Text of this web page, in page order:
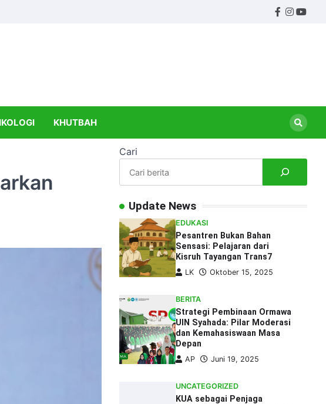
Facebook
KHUTBAH
Cari
Update News
EDUKASI
Pesantren Bukan Bahan
Sensasi: Pelajaran dari
Kisruh Tayangan Trans7
LK Oktober 15, 2025
BERITA
Strategi Pembinaan Ormawa
UIN Syahada: Pilar Moderasi
dan Kemahasiswaan Masa
Depan
AP Juni 19, 2025
UNCATEGORIZED
KUA sebagai Penjaga